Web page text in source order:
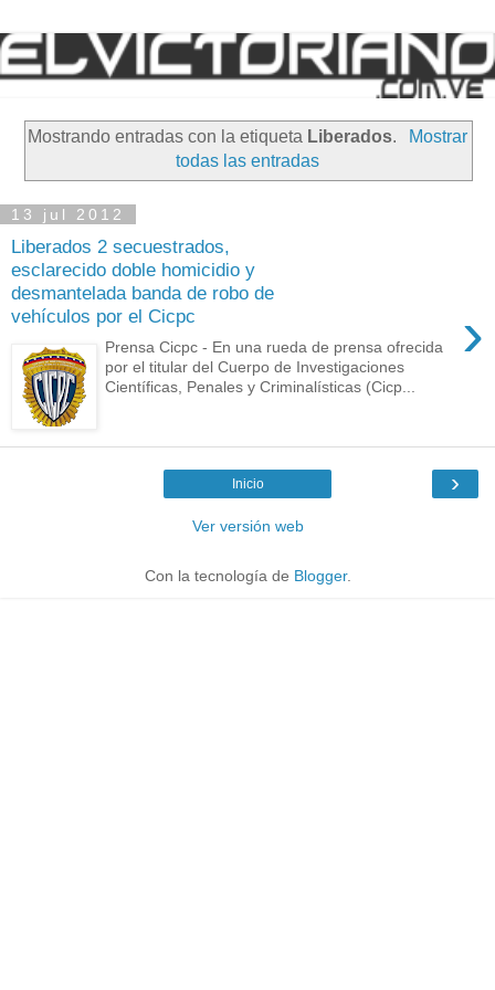
Mostrando entradas con la etiqueta Liberados.
Mostrar
todas las entradas
13 jul 2012
Liberados 2 secuestrados,
esclarecido doble homicidio y
desmantelada banda de robo de
vehículos por el Cicpc
›
Prensa Cicpc - En una rueda de prensa ofrecida
por el titular del Cuerpo de Investigaciones
Científicas, Penales y Criminalísticas (Cicp...
›
Inicio
Ver versión web
Con la tecnología de Blogger.